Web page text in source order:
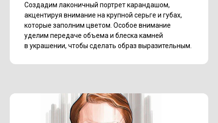
Создадим лаконичный портрет карандашом,
акцентируя внимание на крупной серьге и губах,
которые заполним цветом. Особое внимание
уделим передаче объема и блеска камней
в украшении, чтобы сделать образ выразительным.